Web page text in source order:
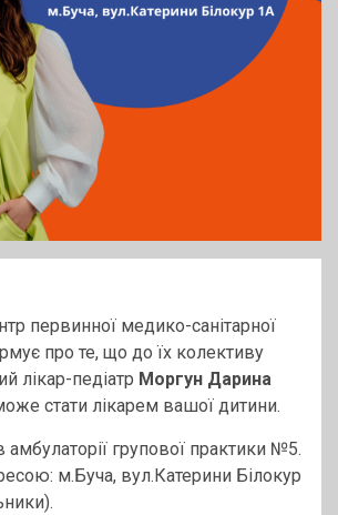
первинної медико-санітарної
про те, що до їх колективу
лікар-педіатр Моргун Дарина
стати лікарем вашої дитини.
амбулаторії групової практики №5.
м.Буча, вул.Катерини Білокур